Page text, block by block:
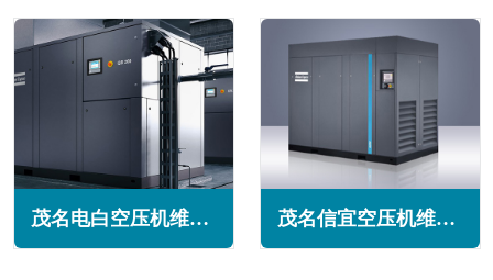
茂名电白空压机维修保养 茂名信宜空压机维修保养